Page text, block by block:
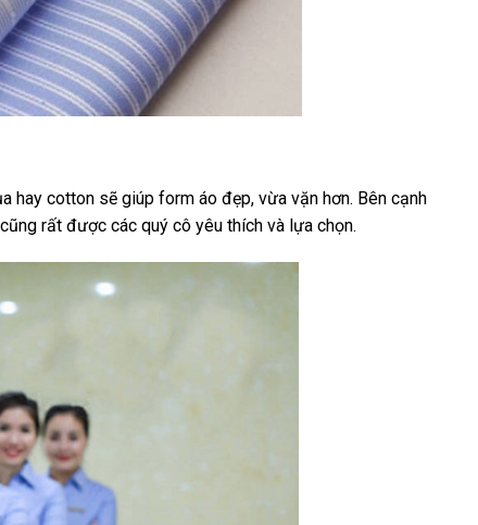
hay cotton sẽ giúp form áo đẹp, vừa vặn hơn. Bên cạnh
rất được các quý cô yêu thích và lựa chọn.